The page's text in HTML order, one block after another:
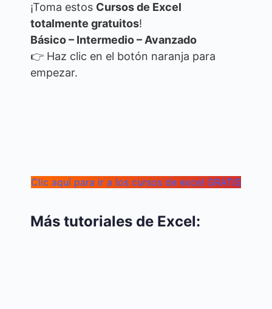
¡Toma estos Cursos de Excel
totalmente gratuitos!
Básico – Intermedio – Avanzado
👉 Haz clic en el botón naranja para
empezar.
Clic aquí para ir a los cursos de excel GRATIS
Más tutoriales de Excel: